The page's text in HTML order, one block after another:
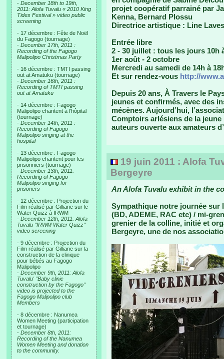
- December 18th to 19th,
2011: Alofa Tuvalu « 2010 King
Tides Festival » video public
screening
- 17 décembre : Fête de Noël
du Fagogo (tournage)
- December 17th, 2011 :
Recording of the Fagogo
Malipolipo Christmas Party
- 16 décembre : TMTI passing
out at Amatuku (tournage)
- December 16th, 2011 :
Recording of TMTI passing
out at Amatuku
- 14 décembre : Fagogo
Malipolipo chantent à l'hôpital
(tournage)
- December 14th, 2011 :
Recording of Fagogo
Malipolipo singing at the
hospital
- 13 décembre : Fagogo
Malipolipo chantent pour les
prisonniers (tournage)
- December 13th, 2011:
Recording of Fagogo
Malipolipo singing for
prisoners
- 12 décembre : Projection du
Film réalisé par Gilliane sur le
Water Quizz à IRWM
- December 12th, 2011: Alofa
Tuvalu "IRWM Water Quizz"
video screening
- 9 décembre : Projection du
Film réalisé par Gilliane sur la
construction de la clinique
pour bébés au Fagogo
Malipolipo
- December 9th, 2011: Alofa
Tuvalu' "Baby clinic
construction by the Fagogo"
video is projected to the
Fagogo Malipolipo club
Members
- 8 décembre : Nanumea
Women Meeting (participation
et tournage)
- December 8th, 2011:
Recording of the Nanumea
Women Meeting and donation
to the community.
projet coopératif parrainé par
Kenna, Bernard Plossu
Directrice artistique : Line
Entrée libre
2 - 30 juillet : tous les jours 10h
1er août - 2 octobre
Mercredi au samedi de 14h à
Et sur rendez-vous http://
Depuis 20 ans, À Travers le
jeunes et confirmés, avec des
mécènes. Aujourd’hui,
Comptoirs arlésiens de la
auteurs ouverte aux amateurs
19 juin 2011 : Alofa
Bergeyre
An Alofa Tuvalu exhibit in the
Sympathique notre journée sur
(BD, ADEME, RAC etc) / mi-
grenier de la colline, initié et
Bergeyre, une de nos